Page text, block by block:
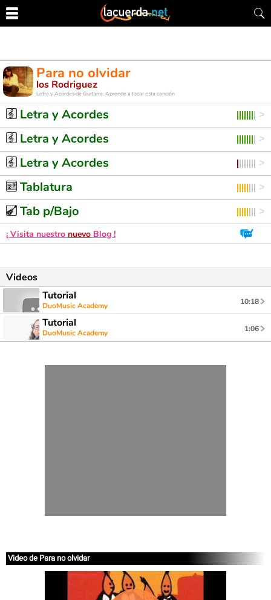
Para no olvidar
los Rodriguez
Letra y Acordes de Guitarra. Aprende a tocar esta canción
Letra y Acordes
Letra y Acordes
Letra y Acordes
Tablatura
Tab p/Bajo
¡ Visita nuestro nuevo Blog !
Videos
Tutorial
DuoMusic Academy 10:18
Tutorial
DuoMusic Academy 1:06
Video de Para no olvidar